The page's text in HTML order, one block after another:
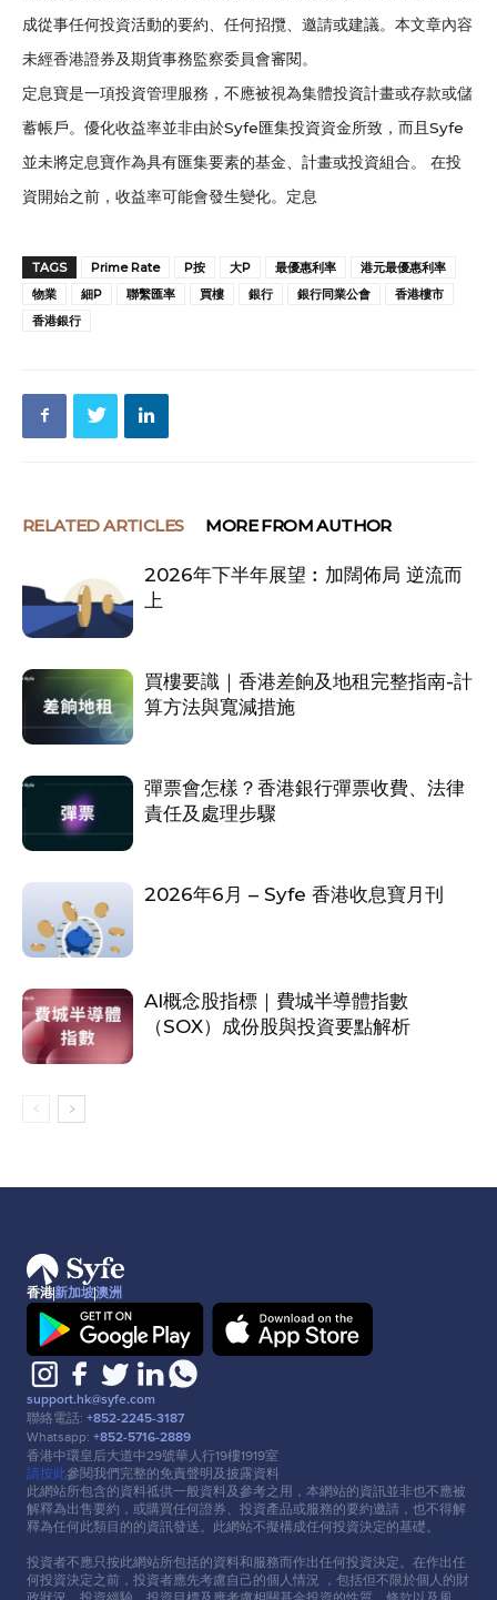
成從事任何投資活動的要約、任何招攬、邀請或建議。本文章內容
未經香港證券及期貨事務監察委員會審閱。
定息寶是一項投資管理服務，不應被視為集體投資計畫或存款或儲
蓄帳戶。優化收益率並非由於Syfe匯集投資資金所致，而且Syfe
並未將定息寶作為具有匯集要素的基金、計畫或投資組合。 在投
資開始之前，收益率可能會發生變化。定息
TAGS Prime Rate P按 大P 最優惠利率
港元最優惠利率
物業
細P 聯繫匯率 買樓 銀行 銀行同業公會
香港樓市
香港銀行
RELATED ARTICLES MORE FROM AUTHOR
2026年下半年展望︰加闊佈局 逆流而
上
買樓要識｜香港差餉及地租完整指南-計
算方法與寬減措施
彈票會怎樣？香港銀行彈票收費、法律
責任及處理步驟
2026年6月 – Syfe 香港收息寶月刊
AI概念股指標｜費城半導體指數
（SOX）成份股與投資要點解析
香港新加坡澳洲
support.hk@syfe.com
聯絡電話: +852-2245-3187
Whatsapp: +852-5716-2889
香港中環皇后⼤道中29號華⼈⾏19樓1919室
請按此參閱我們完整的免責聲明及披露資料
此網站所包含的資料祗供⼀般資料及參考之⽤，本網站的資訊並非也不應被
解釋為出售要約，或購買任何證券、投資產品或服務的要約邀請，也不得解
釋為任何此類⽬的的資訊發送。此網站不擬構成任何投資決定的基礎。
投資者不應只按此網站所包括的資料和服務⽽作出任何投資決定。在作出任
何投資決定之前，投資者應先考慮⾃⼰的個⼈情況 ，包括但不限於個⼈的財